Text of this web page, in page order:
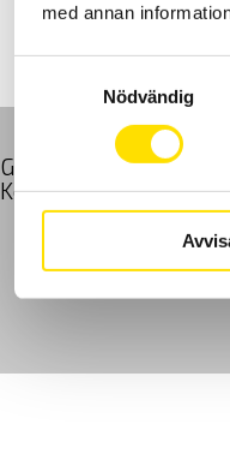
med annan
Nödvändig
GDPR Köpvillkor
Kontakt